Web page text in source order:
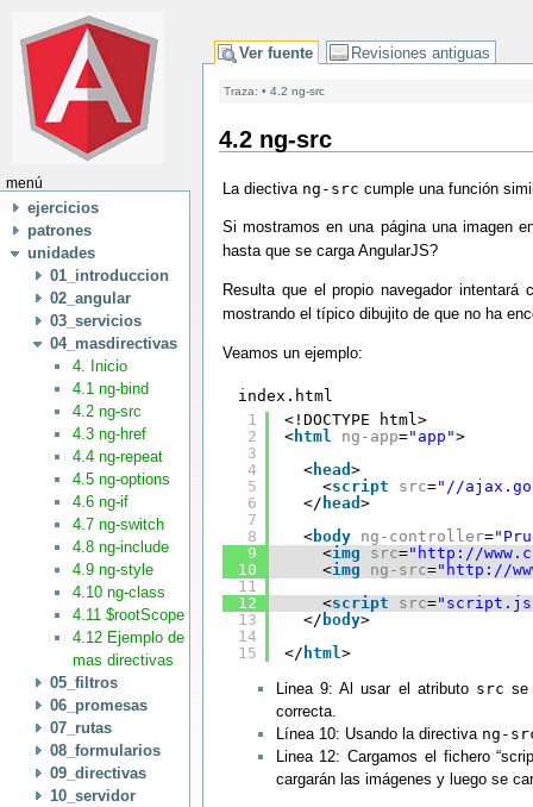
menú
ejercicios
patrones
unidades
01_introduccion
02_angular
03_servicios
04_masdirectivas
4. Inicio
4.1 ng-bind
4.2 ng-src
4.3 ng-href
4.4 ng-repeat
4.5 ng-options
4.6 ng-if
4.7 ng-switch
4.8 ng-include
4.9 ng-style
4.10 ng-class
4.11 $rootScope
4.12 Ejemplo de
mas directivas
05_filtros
06_promesas
07_rutas
08_formularios
09_directivas
10_servidor
Ver fuente Revisiones antiguas
Traza: • 4.2 ng-src
4.2 ng-src
La diectiva ng-src cumple una función
Si mostramos en una página una imagen
hasta que se carga AngularJS?
Resulta que el propio navegador intentará
mostrando el típico dibujito de que no ha
Veamos un ejemplo:
index.html
1
2
3
4
5
6
7
8
9
10
11
12
13
14
15
<!DOCTYPE html>
<html ng-app="app">
<head >
<script src="//
</ head >
<body ng-controller=
<img src=" http://
<img ng-src=" http://
<script src=
</ body>
</ html>
Linea 9: Al usar el atributo src se
correcta.
Línea 10: Usando la directiva ng-
Linea 12: Cargamos el fichero
cargarán las imágenes y luego se